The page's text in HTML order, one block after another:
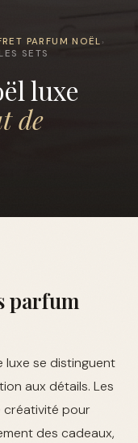
PARFUM NOËL ›
SETS
luxe
de
parfum
se distinguent
aux détails. Les
créativité pour
des cadeaux,